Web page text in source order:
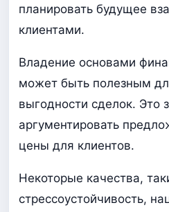
планировать будущее
клиентами.
Владение основами
может быть полезным
выгодности сделок. Это
аргументировать
цены для клиентов.
Некоторые качества,
стрессоустойчивость,